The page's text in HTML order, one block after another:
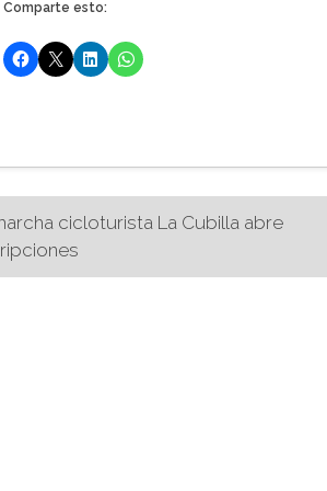
Comparte esto:
cicloturista La Cubilla abre